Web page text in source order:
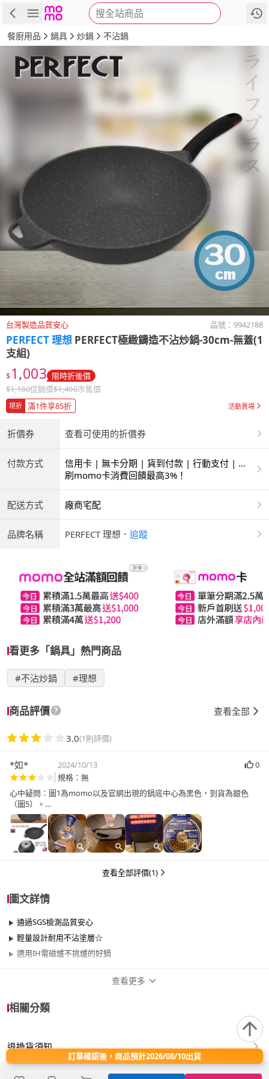
搜全站商品
商品 評價 詳情
餐廚用品 鍋具 炒鍋 不沾鍋
台灣製造品質安心 品號： 9942188
PERFECT 理想 PERFECT極緻鑄造不沾炒鍋-30cm-無蓋(1
支組)
$1,003 限時折後價
$1,180促銷價$1,400市售價
現折 滿1件享85折 活動賣場
折價券 查看可使用的折價券
付款方式
信用卡 | 無卡分期 | 貨到付款 | 行動支付 | 超
商付款 | ATM | 銀聯卡
刷momo卡消費回饋最高3%！
配送方式 廠商宅配
品牌名稱 PERFECT 理想 ． 追蹤
看更多「鍋具」熱門商品
#不沾炒鍋 #理想
商品評價 查看全部
3.0(1則評價)
*如* 2024/10/13
0
規格：無
心中疑問：圖1為momo以及官網出現的鍋底中心為黑色，到貨為銀色
（圖5）。
圖2手指處鍋內有凸起，鍋內非常粗糙是正常的嗎？
圖3的點點應該不是刻意設計（？）而是瑕疵品？
圖4把手粗糙也是原本的設計嗎？
查看全部評價(1)
圖文詳情
通過SGS檢測品質安心
輕量設計耐用不沾塗層☆
適用IH電磁爐不挑爐的好鍋
尺寸 30cm~34cm
材質 其他合金
查看更多
相關分類
退換貨須知
訂單確認後，商品預計2026/08/10出貨